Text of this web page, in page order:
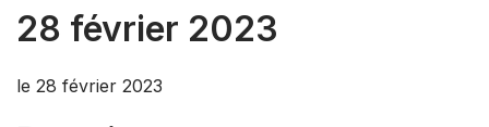
28 février 2023
le 28 février 2023